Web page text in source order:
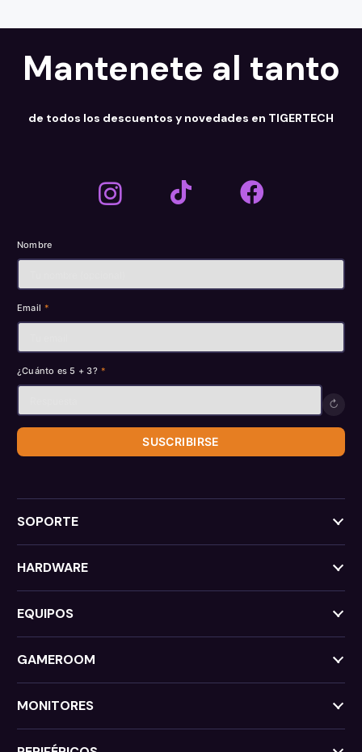
Mantenete al tanto
de todos los descuentos y novedades en TIGERTECH
Nombre
Email *
¿Cuánto es 5 + 3? *
↻
SUSCRIBIRSE
SOPORTE
HARDWARE
EQUIPOS
GAMEROOM
MONITORES